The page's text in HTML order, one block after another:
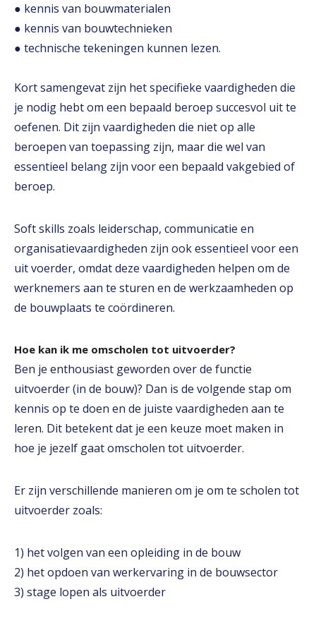
● kennis van bouwmaterialen
● kennis van bouwtechnieken
● technische tekeningen kunnen lezen.
Kort samengevat zijn het specifieke vaardigheden die
je nodig hebt om een bepaald beroep succesvol uit te
oefenen. Dit zijn vaardigheden die niet op alle
beroepen van toepassing zijn, maar die wel van
essentieel belang zijn voor een bepaald vakgebied of
beroep.
Soft skills zoals leiderschap, communicatie en
organisatievaardigheden zijn ook essentieel voor een
uit voerder, omdat deze vaardigheden helpen om de
werknemers aan te sturen en de werkzaamheden op
de bouwplaats te coördineren.
Hoe kan ik me omscholen tot uitvoerder?
Ben je enthousiast geworden over de functie
uitvoerder (in de bouw)? Dan is de volgende stap om
kennis op te doen en de juiste vaardigheden aan te
leren. Dit betekent dat je een keuze moet maken in
hoe je jezelf gaat omscholen tot uitvoerder.
Er zijn verschillende manieren om je om te scholen tot
uitvoerder zoals:
1) het volgen van een opleiding in de bouw
2) het opdoen van werkervaring in de bouwsector
3) stage lopen als uitvoerder